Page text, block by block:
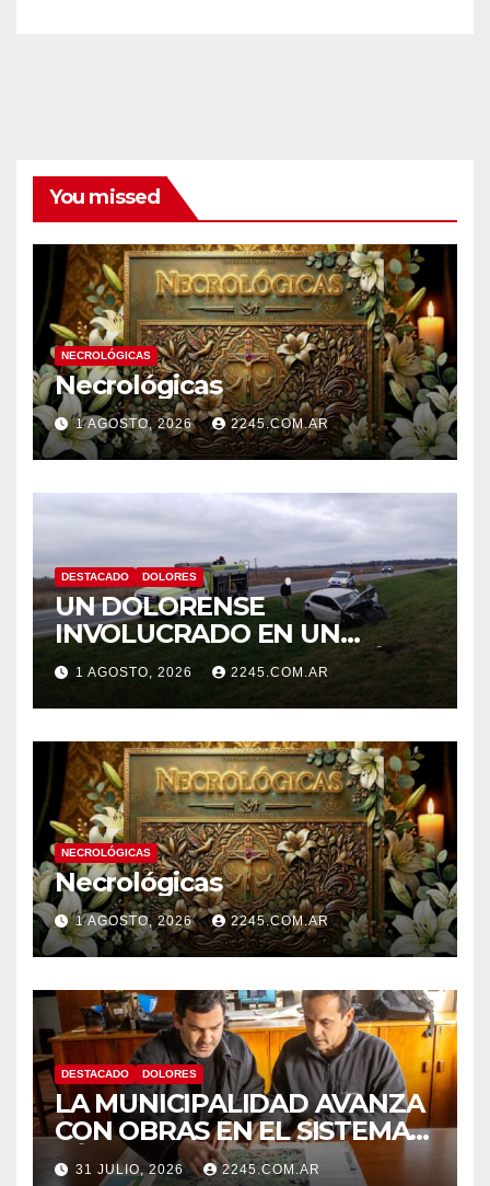
You missed
NECROLÓGICAS
Necrológicas
1 AGOSTO, 2026 2245.COM.AR
DESTACADO DOLORES
UN DOLORENSE
INVOLUCRADO EN UN
SINIESTRO QUE TERMINÓ
CON DESPISTE Y VUELCO
1 AGOSTO, 2026 2245.COM.AR
NECROLÓGICAS
Necrológicas
1 AGOSTO, 2026 2245.COM.AR
DESTACADO DOLORES
LA MUNICIPALIDAD AVANZA
CON OBRAS EN EL SISTEMA
HÍDRICO DE DOLORES
31 JULIO, 2026 2245.COM.AR